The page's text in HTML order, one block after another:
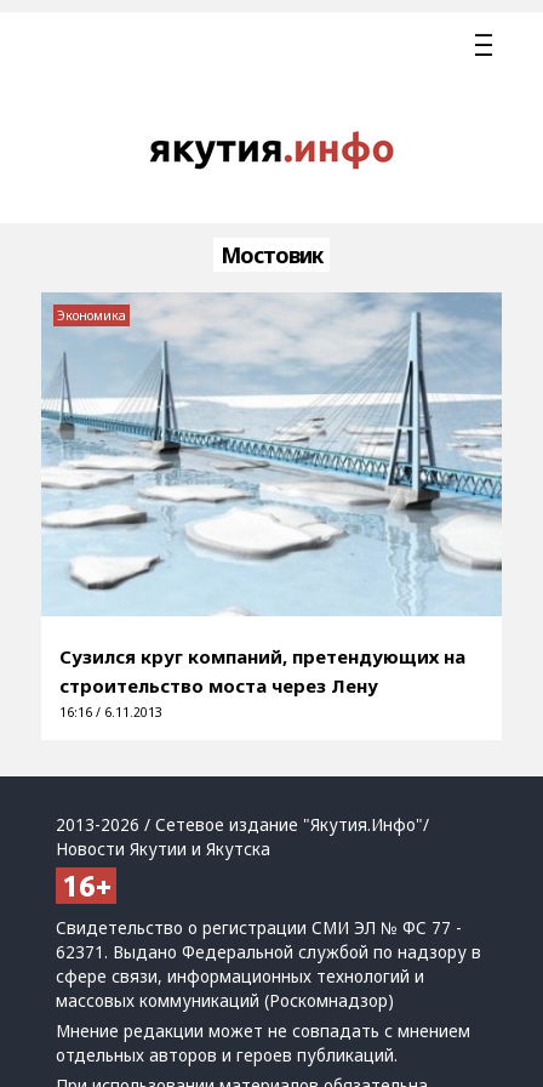
Мостовик
Сузился круг компаний, претендующих на
строительство моста через Лену
16:16 / 6.11.2013
Экономика
2013-2026 / Сетевое издание "Якутия.Инфо"/
Новости Якутии и Якутска
Свидетельство о регистрации СМИ ЭЛ № ФС 77 -
62371. Выдано Федеральной службой по надзору в
сфере связи, информационных технологий и
массовых коммуникаций (Роскомнадзор)
Мнение редакции может не совпадать с мнением
отдельных авторов и героев публикаций.